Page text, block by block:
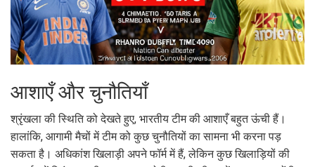
आशाएँ और चुनौतियाँ
श्रृंखला की स्थिति को देखते हुए, भारतीय टीम की आशाएँ बहुत ऊंची हैं।
हालांकि, आगामी मैचों में टीम को कुछ चुनौतियों का सामना भी करना पड़
सकता है। अधिकांश खिलाड़ी अपने फॉर्म में हैं, लेकिन कुछ खिलाड़ियों की